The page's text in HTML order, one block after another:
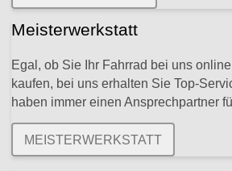
Meisterwerkstatt
Egal, ob Sie Ihr Fahrrad bei uns
kaufen, bei uns erhalten Sie Top-
haben immer einen Ansprechpartner
MEISTERWERKSTATT